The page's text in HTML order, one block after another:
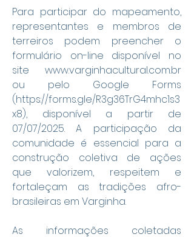
Para participar do mapeamento,
representantes e membros de
terreiros podem preencher o
formulário on-line disponível no
site www.varginhacultural.com.br
ou pelo Google Forms
(https://forms.gle/R3g36TrG4mhc1s3
x8), disponível a partir de
07/07/2025. A participação da
comunidade é essencial para a
construção coletiva de ações
que valorizem, respeitem e
fortaleçam as tradições afro-
brasileiras em Varginha.
As informações coletadas